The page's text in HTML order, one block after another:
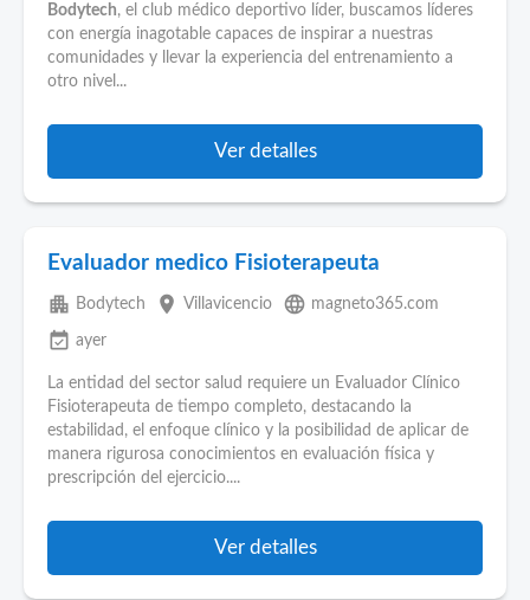
Bodytech, el club médico deportivo líder, buscamos líderes
con energía inagotable capaces de inspirar a nuestras
comunidades y llevar la experiencia del entrenamiento a
otro nivel...
Ver detalles
Evaluador medico Fisioterapeuta
apartment Bodytech place Villavicencio language magneto365.com
event_available ayer
La entidad del sector salud requiere un Evaluador Clínico
Fisioterapeuta de tiempo completo, destacando la
estabilidad, el enfoque clínico y la posibilidad de aplicar de
manera rigurosa conocimientos en evaluación física y
prescripción del ejercicio....
Ver detalles